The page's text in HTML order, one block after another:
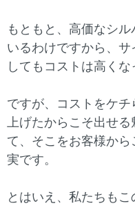
もともと、高価なシ
いるわけですから、
してもコストは高くな
ですが、コストをケ
上げたからこそ出せ
て、そこをお客様か
実です。
とはいえ、私たちも